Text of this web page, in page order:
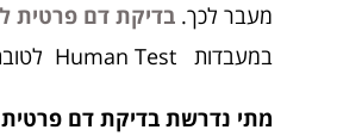
מעבר לכך. בדיקת דם פרטית
במעבדות Human Test לטובת חיילים (והורים אחראיים) שזקוקים לכך.
מתי נדרשת בדיקת דם פרטית